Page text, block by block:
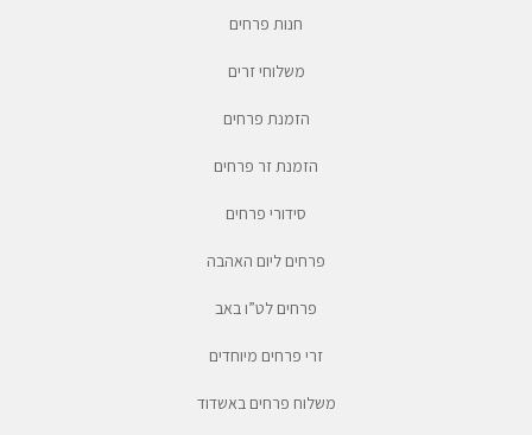
חנות פרחים
משלוחי זרים
הזמנת פרחים
הזמנת זר פרחים
סידורי פרחים
פרחים ליום האהבה
פרחים לט”ו באב
זרי פרחים מיוחדים
משלוח פרחים באשדוד